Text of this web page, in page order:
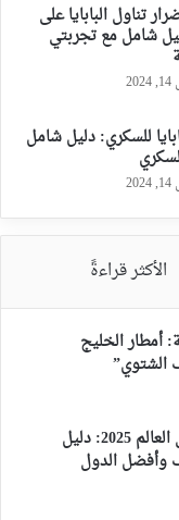
تناول البابايا على
شامل مع تجربتي
للسكري: دليل شامل
الأكثر قراءةً
أمطار الخليج
الشتوي”
الهجرة واللجوء في دول العالم 2025: دليل
وأفضل الدول